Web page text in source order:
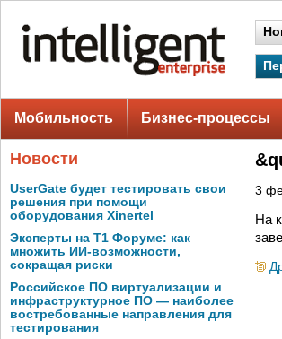
Мобильность Бизнес-процессы
Новости
UserGate будет тестировать свои
решения при помощи
оборудования Xinertel
Эксперты на Т1 Форуме: как
множить ИИ-возможности,
сокращая риски
Российское ПО виртуализации и
инфраструктурное ПО — наиболее
востребованные направления для
тестирования
3
На